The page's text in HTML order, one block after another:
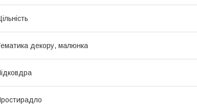
декору, малюнка